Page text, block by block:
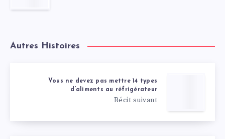
Autres Histoires
Vous ne devez pas mettre 14 types
d’aliments au réfrigérateur
Récit suivant